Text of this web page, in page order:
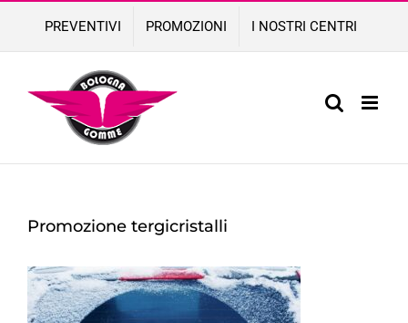
content
PREVENTIVI PROMOZIONI I NOSTRI CENTRI
Promozione tergicristalli